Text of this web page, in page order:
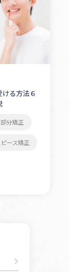
る方法６
部分矯正
ース矯正